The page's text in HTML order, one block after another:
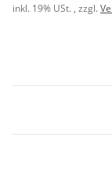
inkl. 19% USt. , zzgl.